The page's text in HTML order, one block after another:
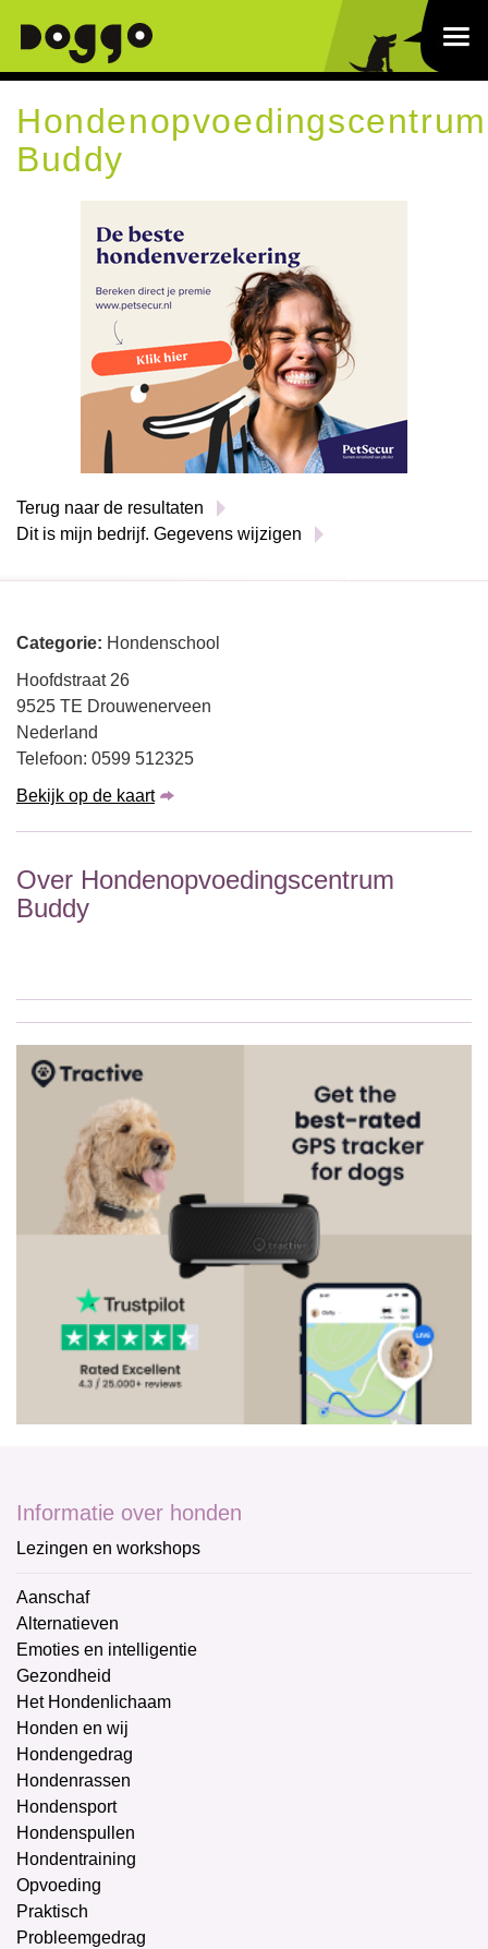
Hondenopvoedingscentrum
Buddy
Terug naar de resultaten
Dit is mijn bedrijf. Gegevens wijzigen
Categorie: Hondenschool
Hoofdstraat 26
9525 TE Drouwenerveen
Nederland
Telefoon: 0599 512325
Bekijk op de kaart
Over Hondenopvoedingscentrum
Buddy
Informatie over honden
Lezingen en workshops
Aanschaf
Alternatieven
Emoties en intelligentie
Gezondheid
Het Hondenlichaam
Honden en wij
Hondengedrag
Hondenrassen
Hondensport
Hondenspullen
Hondentraining
Opvoeding
Praktisch
Probleemgedrag